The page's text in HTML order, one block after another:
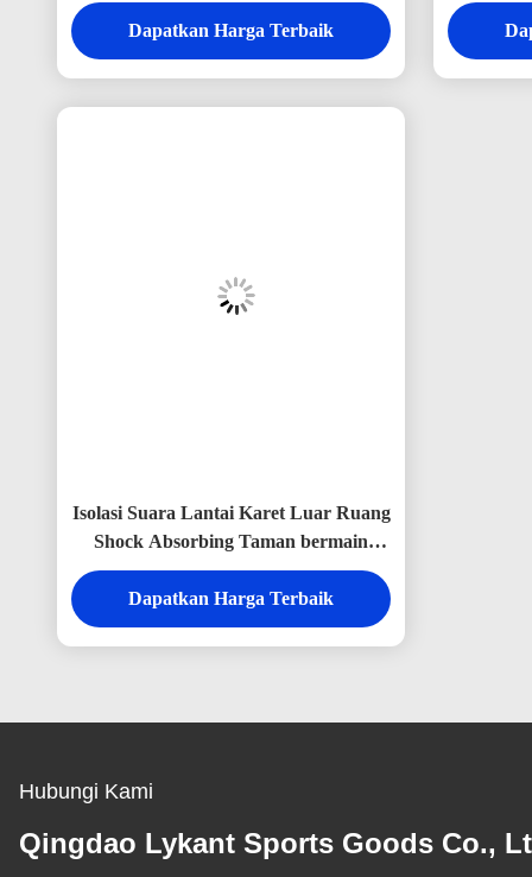
Dapatkan Harga Terbaik
Isolasi Suara Lantai Karet Luar Ruang
Shock Absorbing Taman bermain
Luar Ruang Karet Mats Biru
Dapatkan Harga Terbaik
Hubungi Kami
Qingdao Lykant Sports Goods Co.,